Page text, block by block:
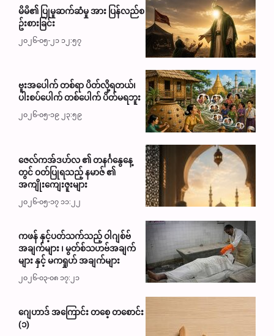
မိမိ၏ ပြုမှုဆက်ဆံမှု အား ပြန်လည်စ
ဥ်းစားခြင်း
၂၀၂၆-၀၅-၂၁ ၁၂:၅၇
ဗူးအပေါက် တစ်ရာ ပိတ်လို့ရတယ်၊
ပါးစပ်ပေါက် တစ်ပေါက် ပိတ်မရဘူး
၂၀၂၆-၀၅-၁၉ ၂၃:၅၉
ဇေလ်ကအ်ဒဟ်လ ၏ တနင်္ဂနွေနေ့
တွင် ဝတ်ပြုရသည့် နမာဇ် ၏
အကျိုးကျေးဇူးများ
၂၀၂၆-၀၅-၁၇ ၁၁:၂၂
ကဖန် နှင့်ပတ်သက်သည့် ဝါဂျစ်ဗ်
အချက်များ ၊ မွတ်စ်သဟဗ်အချက်
များ နှင့် မကရှုဟ် အချက်များ
၂၀၂၆-၀၃-၀၈ ၁၇:၂၁
ဂျေဟာဒ် အကြောင်း တစေ့ တစောင်း
(၁)